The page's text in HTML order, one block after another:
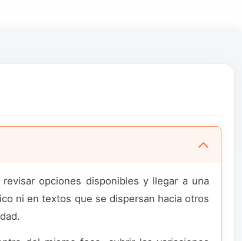
opciones disponibles y llegar a una
ni en textos que se dispersan hacia otros